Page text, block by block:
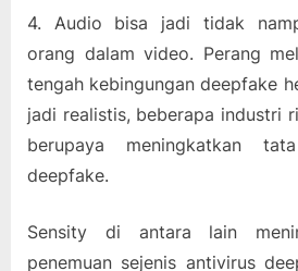
4. Audio bisa jadi tidak
orang dalam video. Perang
tengah kebingungan deepfake
jadi realistis, beberapa industri
berupaya meningkatkan
deepfake.
Sensity di antara lain
penemuan sejenis antivirus